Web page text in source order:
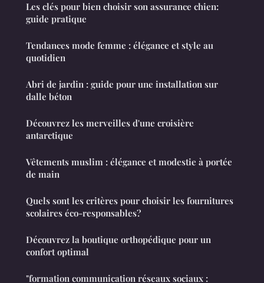
Les clés pour bien choisir son assurance chien:
guide pratique
Tendances mode femme : élégance et style au
quotidien
Abri de jardin : guide pour une installation sur
dalle béton
Découvrez les merveilles d'une croisière
antarctique
Vêtements muslim : élégance et modestie à portée
de main
Quels sont les critères pour choisir les fournitures
scolaires éco-responsables?
Découvrez la boutique orthopédique pour un
confort optimal
"formation communication réseaux sociaux :